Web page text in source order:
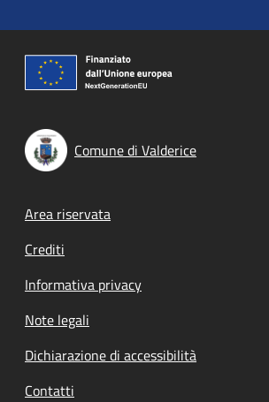
Comune di Valderice
Footer menu
Area riservata
Crediti
Informativa privacy
Note legali
Dichiarazione di accessibilità
Contatti